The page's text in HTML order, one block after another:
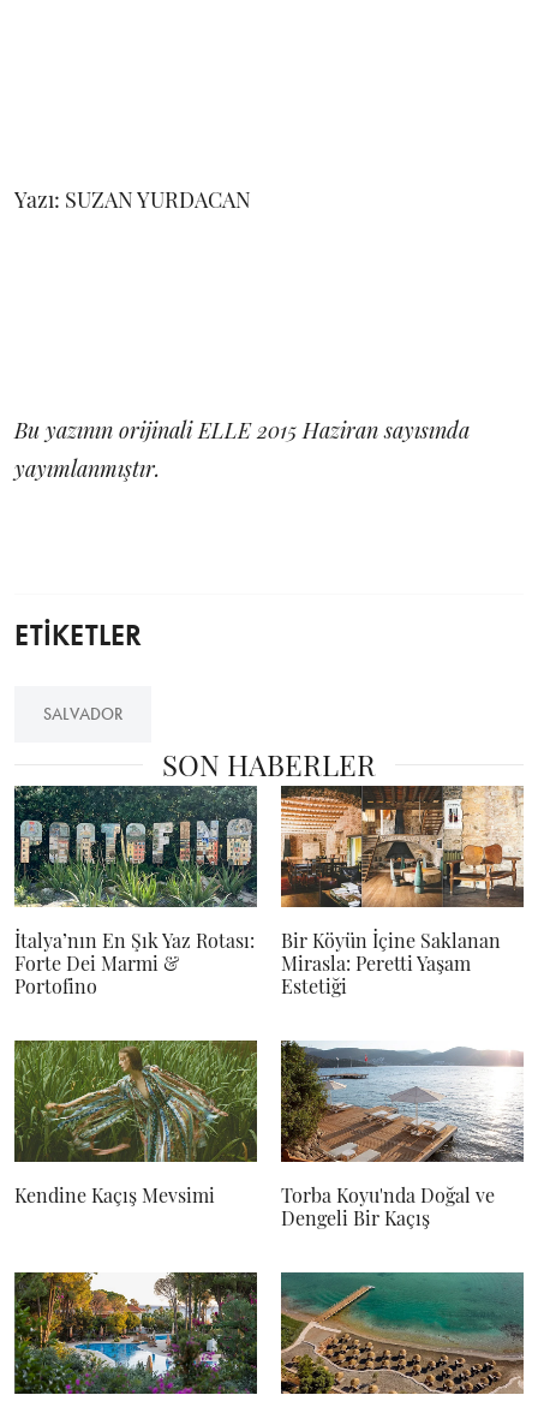
Yazı: SUZAN YURDACAN
Bu yazının orijinali ELLE 2015 Haziran sayısında
yayımlanmıştır.
ETİKETLER
SALVADOR
SON HABERLER
İtalya’nın En Şık Yaz Rotası:
Forte Dei Marmi &
Portofino
Bir Köyün İçine Saklanan
Mirasla: Peretti Yaşam
Estetiği
Kendine Kaçış Mevsimi
Torba Koyu'nda Doğal ve
Dengeli Bir Kaçış